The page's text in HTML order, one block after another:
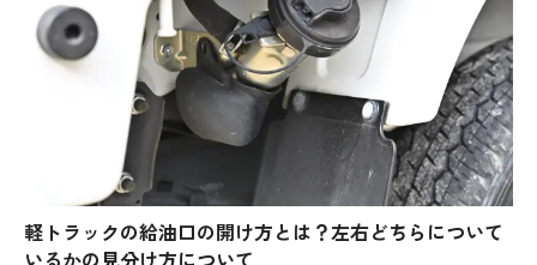
軽トラックの給油口の開け方とは？左右どちらについて
いるかの見分け方について